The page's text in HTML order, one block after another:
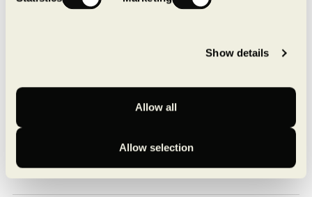
Show details
Allow all
Allow selection
de Site
détails
Projets,
Construction